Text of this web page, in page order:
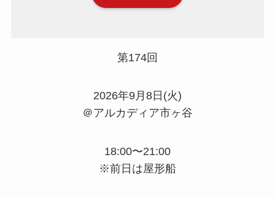
第174回
2026年9月8日(火)
＠アルカディア市ヶ谷
18:00〜21:00
※前日は屋形船